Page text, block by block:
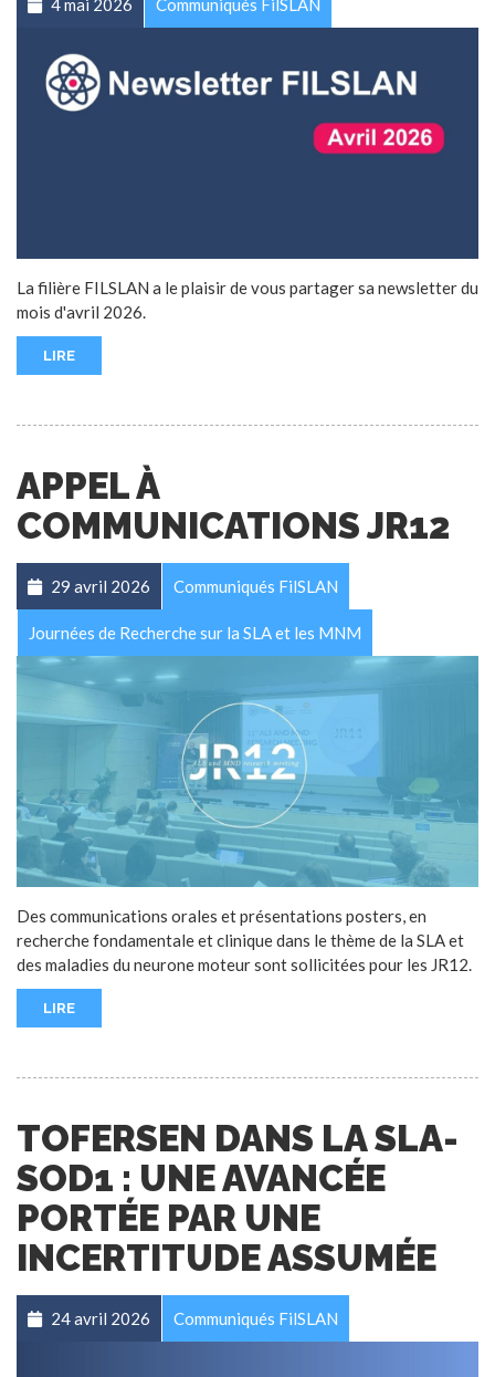
4 mai 2026 Communiqués FilSLAN
La filière FILSLAN a le plaisir de vous partager sa newsletter du
mois d'avril 2026.
LIRE
APPEL À
COMMUNICATIONS JR12
29 avril 2026 Communiqués FilSLAN
Journées de Recherche sur la SLA et les MNM
Des communications orales et présentations posters, en
recherche fondamentale et clinique dans le thème de la SLA et
des maladies du neurone moteur sont sollicitées pour les JR12.
LIRE
TOFERSEN DANS LA SLA-
SOD1 : UNE AVANCÉE
PORTÉE PAR UNE
INCERTITUDE ASSUMÉE
24 avril 2026 Communiqués FilSLAN